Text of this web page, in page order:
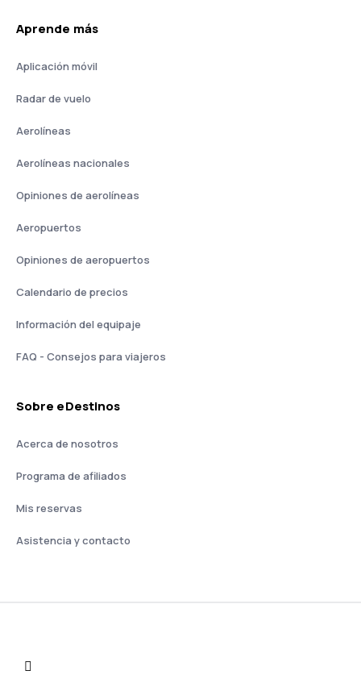
Aprende más
Aplicación móvil
Radar de vuelo
Aerolíneas
Aerolíneas nacionales
Opiniones de aerolíneas
Aeropuertos
Opiniones de aeropuertos
Calendario de precios
Información del equipaje
FAQ - Consejos para viajeros
Sobre eDestinos
Acerca de nosotros
Programa de afiliados
Mis reservas
Asistencia y contacto